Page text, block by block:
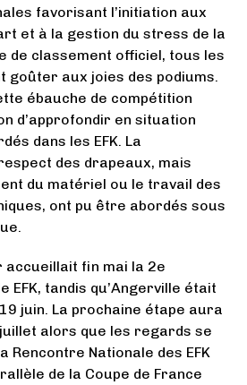
favorisant l’initiation aux
et à la gestion du stress de la
de classement officiel, tous les
goûter aux joies des podiums.
ébauche de compétition
d’approfondir en situation
dans les EFK. La
des drapeaux, mais
du matériel ou le travail des
ont pu être abordés sous
fin mai la 2e
EFK, tandis qu’Angerville était
juin. La prochaine étape aura
alors que les regards se
Rencontre Nationale des EFK
de la Coupe de France